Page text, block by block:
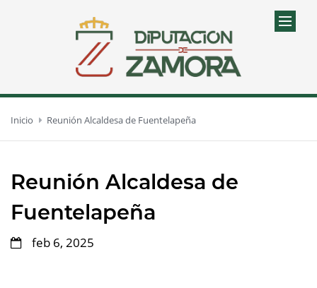
Inicio Reunión Alcaldesa de Fuentelapeña
Reunión Alcaldesa de
Fuentelapeña
feb 6, 2025